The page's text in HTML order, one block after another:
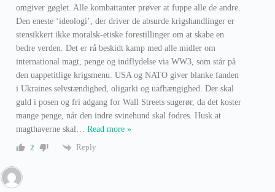
omgiver gøglet. Alle kombattanter prøver at fuppe alle de andre.
Den eneste ‘ideologi’, der driver de absurde krigshandlinger er
stensikkert ikke moralsk-etiske forestillinger om at skabe en
bedre verden. Det er rå beskidt kamp med alle midler om
international magt, penge og indflydelse via WW3, som står på
den uappetitlige krigsmenu. USA og NATO giver blanke fanden
i Ukraines selvstændighed, oligarki og uafhængighed. Der skal
guld i posen og fri adgang for Wall Streets sugerør, da det koster
mange penge, når den indre svinehund skal fodres. Husk at
magthaverne skal… Read more »
2
Reply